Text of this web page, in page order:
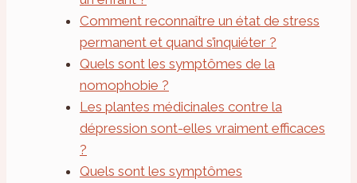
Comment reconnaître un état de stress
permanent et quand s’inquiéter ?
Quels sont les symptômes de la
nomophobie ?
Les plantes médicinales contre la
dépression sont-elles vraiment efficaces
?
Quels sont les symptômes